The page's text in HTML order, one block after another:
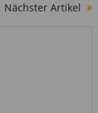
Nächster Artikel